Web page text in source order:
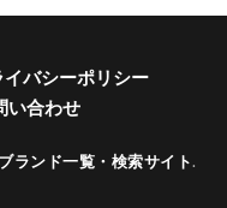
イバシーポリシー
い合わせ
ランド一覧・検索サイト.